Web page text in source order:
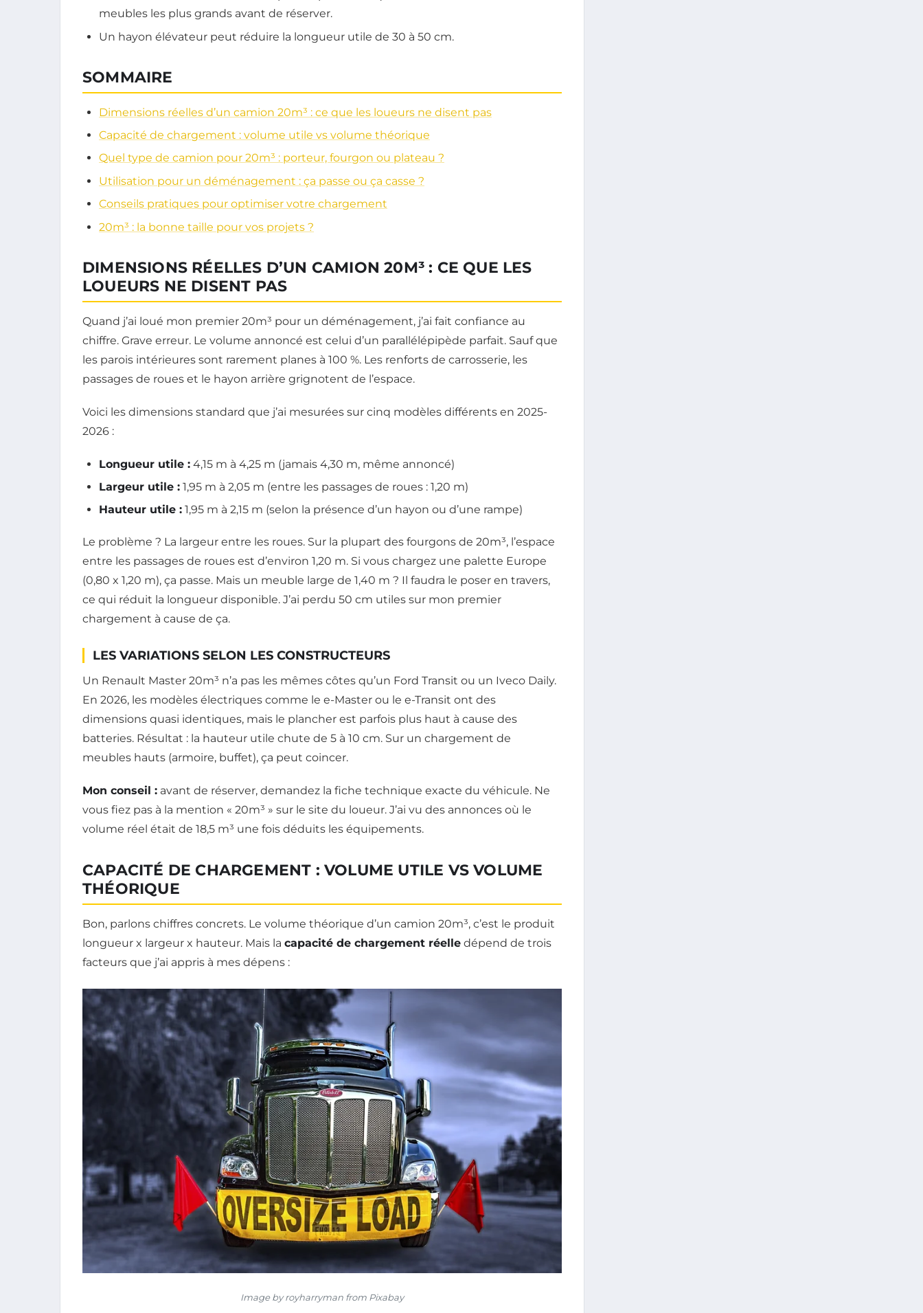
meubles les plus grands avant de réserver.
Un hayon élévateur peut réduire la longueur utile de 30 à 50 cm.
SOMMAIRE
Dimensions réelles d’un camion 20m³ : ce que les loueurs ne disent pas
Capacité de chargement : volume utile vs volume théorique
Quel type de camion pour 20m³ : porteur, fourgon ou plateau ?
Utilisation pour un déménagement : ça passe ou ça casse ?
Conseils pratiques pour optimiser votre chargement
20m³ : la bonne taille pour vos projets ?
DIMENSIONS RÉELLES D’UN CAMION 20M³ : CE QUE LES
LOUEURS NE DISENT PAS
Quand j’ai loué mon premier 20m³ pour un déménagement, j’ai fait confiance au
chiffre. Grave erreur. Le volume annoncé est celui d’un parallélépipède parfait. Sauf que
les parois intérieures sont rarement planes à 100 %. Les renforts de carrosserie, les
passages de roues et le hayon arrière grignotent de l’espace.
Voici les dimensions standard que j’ai mesurées sur cinq modèles différents en 2025-
2026 :
Longueur utile : 4,15 m à 4,25 m (jamais 4,30 m, même annoncé)
Largeur utile : 1,95 m à 2,05 m (entre les passages de roues : 1,20 m)
Hauteur utile : 1,95 m à 2,15 m (selon la présence d’un hayon ou d’une rampe)
Le problème ? La largeur entre les roues. Sur la plupart des fourgons de 20m³, l’espace
entre les passages de roues est d’environ 1,20 m. Si vous chargez une palette Europe
(0,80 x 1,20 m), ça passe. Mais un meuble large de 1,40 m ? Il faudra le poser en travers,
ce qui réduit la longueur disponible. J’ai perdu 50 cm utiles sur mon premier
chargement à cause de ça.
LES VARIATIONS SELON LES CONSTRUCTEURS
Un Renault Master 20m³ n’a pas les mêmes côtes qu’un Ford Transit ou un Iveco Daily.
En 2026, les modèles électriques comme le e-Master ou le e-Transit ont des
dimensions quasi identiques, mais le plancher est parfois plus haut à cause des
batteries. Résultat : la hauteur utile chute de 5 à 10 cm. Sur un chargement de
meubles hauts (armoire, buffet), ça peut coincer.
Mon conseil : avant de réserver, demandez la fiche technique exacte du véhicule. Ne
vous fiez pas à la mention « 20m³ » sur le site du loueur. J’ai vu des annonces où le
volume réel était de 18,5 m³ une fois déduits les équipements.
CAPACITÉ DE CHARGEMENT : VOLUME UTILE VS VOLUME
THÉORIQUE
Bon, parlons chiffres concrets. Le volume théorique d’un camion 20m³, c’est le produit
longueur x largeur x hauteur. Mais la capacité de chargement réelle dépend de trois
facteurs que j’ai appris à mes dépens :
Image by royharryman from Pixabay